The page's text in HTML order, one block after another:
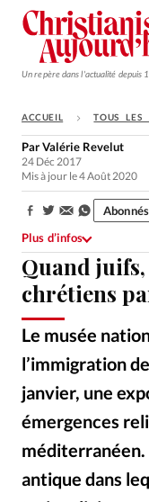
Un repère dans l'actualité depuis
Monde
Opinions
Tous les articles
Faire un don
Emploi
Se connecter
Édition:
Devise:
RUBRIQUES
Tous les articles
ACCUEIL TOUS LES
Quand
chrétiens
Le musée
l’immigration
janvier, une
émergences
antique dans
ParValérie Revelut
24 Déc 2017
Mis à jour le 4 Août 2020
Partager:
Abonnés
Plus d’infos